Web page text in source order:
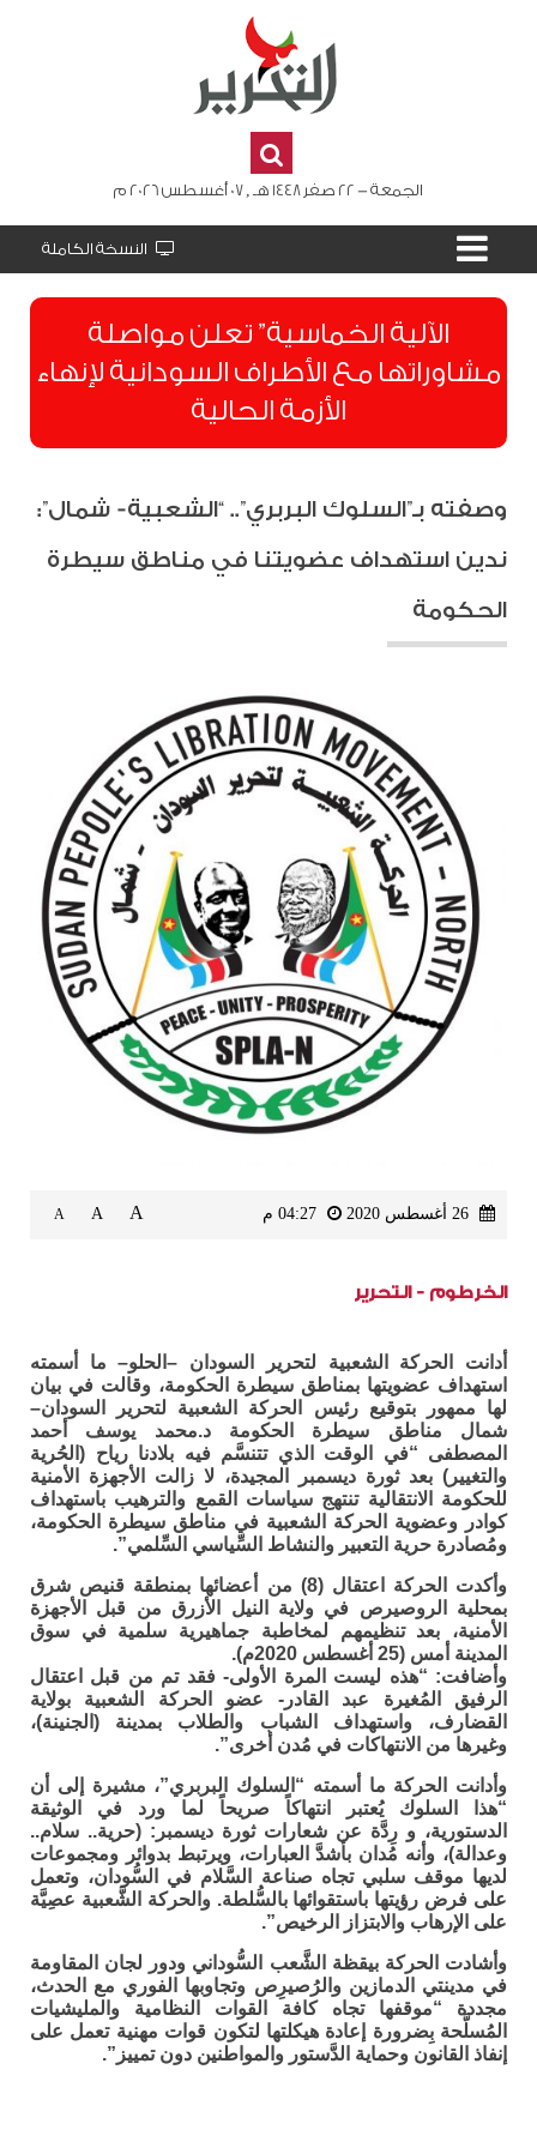
الجمعة - 22 صفر 1448 هـ , 07 أغسطس 2026 م
النسخة الكاملة
الآلية الخماسية” تعلن مواصلة
مشاوراتها مع الأطراف السودانية لإنهاء
الأزمة الحالية
وصفته بـ”السلوك البربري”.. “الشعبية- شمال”:
ندين استهداف عضويتنا في مناطق سيطرة
الحكومة
A
A
A
الخرطوم - التحرير
أدانت الحركة الشعبية لتحرير السودان –الحلو– ما أسمته
استهداف عضويتها بمناطق سيطرة الحكومة، وقالت في بيان
لها ممهور بتوقيع رئيس الحركة الشعبية لتحرير السودان–
شمال مناطق سيطرة الحكومة د.محمد يوسف أحمد
المصطفى “في الوقت الذي تتنسَّم فيه بلادنا رياح (الحُرية
والتغيير) بعد ثورة ديسمبر المجيدة، لا زالت الأجهزة الأمنية
للحكومة الانتقالية تنتهج سياسات القمع والترهيب باستهداف
كوادر وعضوية الحركة الشعبية في مناطق سيطرة الحكومة،
ومُصادرة حرية التعبير والنشاط السِّياسي السِّلمي”.
وأكدت الحركة اعتقال (8) من أعضائها بمنطقة قنيص شرق
بمحلية الروصيرص في ولاية النيل الأزرق من قبل الأجهزة
الأمنية، بعد تنظيمهم لمخاطبة جماهيرية سلمية في سوق
المدينة أمس (25 أغسطس 2020م).
وأضافت: “هذه ليست المرة الأولى- فقد تم من قبل اعتقال
الرفيق المُغيرة عبد القادر- عضو الحركة الشعبية بولاية
القضارف، واستهداف الشباب والطلاب بمدينة (الجنينة)،
وغيرها من الانتهاكات في مُدن أخرى”.
وأدانت الحركة ما أسمته “السلوك البربري”، مشيرة إلى أن
“هذا السلوك يُعتبر انتهاكاً صريحاً لما ورد في الوثيقة
الدستورية، و رِدَّة عن شعارات ثورة ديسمبر: (حرية.. سلام..
وعدالة)، وأنه مُدان بأشدَّ العبارات، ويرتبط بدوائر ومجموعات
لديها موقف سلبي تجاه صناعة السَّلام في السُّودان، وتعمل
على فرض رؤيتها باستقوائها بالسُّلطة. والحركة الشَّعبية عصِيَّة
على الإرهاب والابتزاز الرخيص”.
وأشادت الحركة بيقظة الشَّعب السُّوداني ودور لجان المقاومة
في مدينتي الدمازين والرُصيرِص وتجاوبها الفوري مع الحدث،
مجددة “موقفها تجاه كافة القوات النظامية والمليشيات
المُسلَّحة بِضرورة إعادة هيكلتها لتكون قوات مهنية تعمل على
إنفاذ القانون وحماية الدَّستور والمواطنين دون تمييز”.